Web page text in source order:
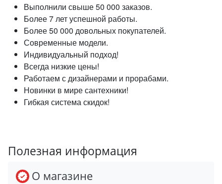
Выполнили свыше 50 000 заказов.
Более 7 лет успешной работы.
Более 50 000 довольных покупателей.
Современные модели.
Индивидуальный подход!
Всегда низкие цены!
Работаем с дизайнерами и прорабами.
Новинки в мире сантехники!
Гибкая система скидок!
Полезная информация
О магазине